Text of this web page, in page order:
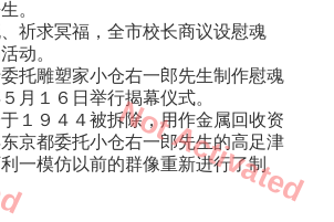
。
祈求冥福，全市校长商议设慰魂
动。
托雕塑家小仓右一郎先生制作慰魂
月１６日举行揭幕仪式。
１９４４被拆除，用作金属回收资
京都委托小仓右一郎先生的高足津
利一模仿以前的群像重新进行了制
Not Activated